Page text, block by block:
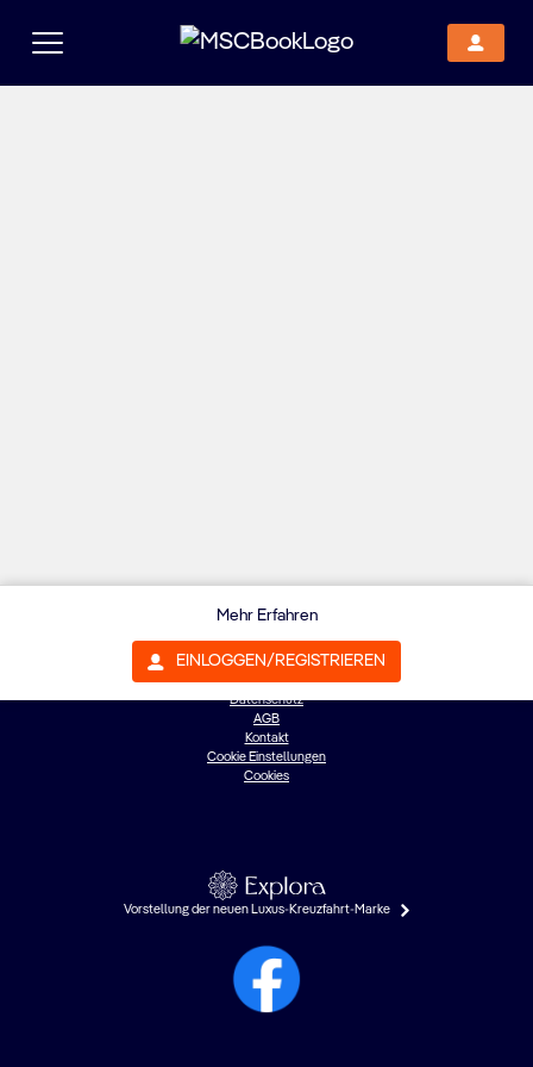
©{0}: MSC Cruises S.A.
Datenschutz
AGB
Kontakt
Cookie Einstellungen
Cookies
Vorstellung der neuen Luxus-Kreuzfahrt-Marke
Mehr Erfahren
EINLOGGEN/REGISTRIEREN